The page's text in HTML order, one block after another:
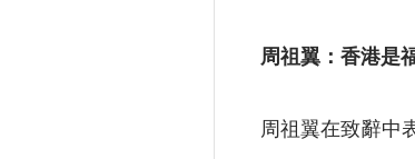
周祖翼：香港是
周祖翼在致辭中